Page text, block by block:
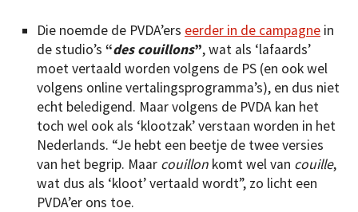
Die noemde de PVDA’ers eerder in de campagne in
de studio’s “des couillons”, wat als ‘lafaards’
moet vertaald worden volgens de PS (en ook wel
volgens online vertalingsprogramma’s), en dus niet
echt beledigend. Maar volgens de PVDA kan het
toch wel ook als ‘klootzak’ verstaan worden in het
Nederlands. “Je hebt een beetje de twee versies
van het begrip. Maar couillon komt wel van couille,
wat dus als ‘kloot’ vertaald wordt”, zo licht een
PVDA’er ons toe.